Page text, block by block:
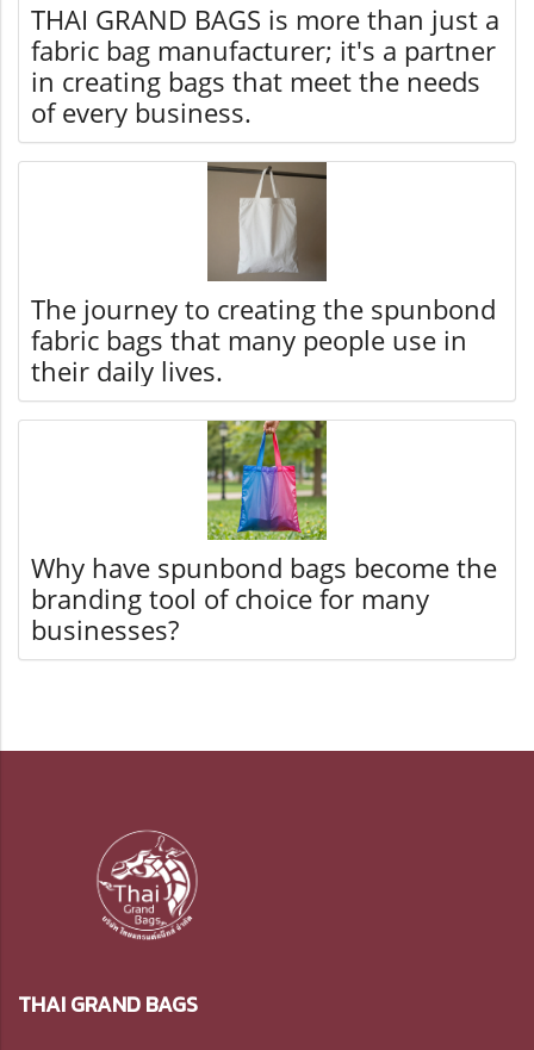
THAI GRAND BAGS is more than just a
fabric bag manufacturer; it's a partner
in creating bags that meet the needs
of every business.
The journey to creating the spunbond
fabric bags that many people use in
their daily lives.
Why have spunbond bags become the
branding tool of choice for many
businesses?
THAI GRAND BAGS